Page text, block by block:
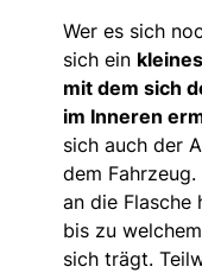
Wer es sich
sich ein
mit dem sich
im Inneren
sich auch der
dem
an die Flasche
bis zu
sich trägt.